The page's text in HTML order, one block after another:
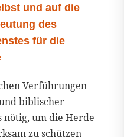
und auf die
des
für die
Verführungen
biblischer
nötig, um die Herde
zu schützen